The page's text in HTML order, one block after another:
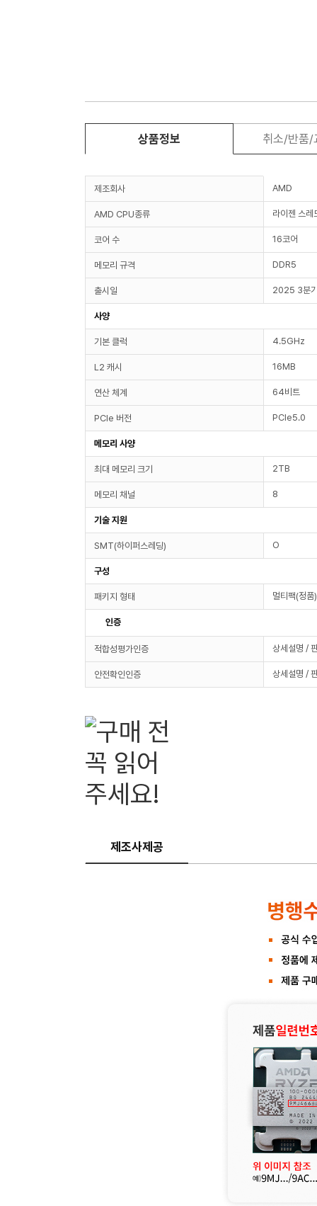
상품정보 취소/반품/
제조회사 AMD
AMD CPU종류 라이젠 스
코어 수 16코어
메모리 규격 DDR5
출시일 2025 3분
사양
기본 클럭 4.5GHz
L2 캐시 16MB
연산 체계 64비트
PCIe 버전 PCIe5.0
메모리 사양
최대 메모리 크기 2TB
메모리 채널 8
기술 지원
SMT(하이퍼스레딩) O
구성
패키지 형태 멀티팩(정품)
인증
적합성평가인증 상세설명 /
안전확인인증 상세설명 /
제조사제공